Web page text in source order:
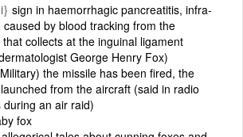
sign in haemorrhagic pancreatitis, infra-
by blood tracking from the
collects at the inguinal ligament
George Henry Fox)
the missile has been fired, the
from the aircraft (said in radio
an air raid)
fox